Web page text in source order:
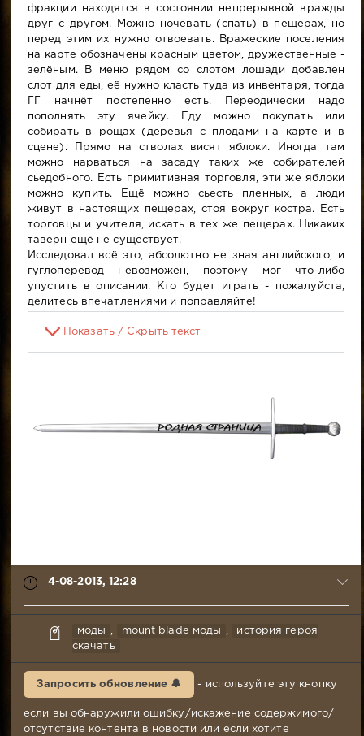
фракции находятся в состоянии непрерывной вражды
друг с другом. Можно ночевать (спать) в пещерах, но
перед этим их нужно отвоевать. Вражеские поселения
на карте обозначены красным цветом, дружественные -
зелёным. В меню рядом со слотом лошади добавлен
слот для еды, её нужно класть туда из инвентаря, тогда
ГГ начнёт постепенно есть. Переодически надо
пополнять эту ячейку. Еду можно покупать или
собирать в рощах (деревья с плодами на карте и в
сцене). Прямо на стволах висят яблоки. Иногда там
можно нарваться на засаду таких же собирателей
сьедобного. Есть примитивная торговля, эти же яблоки
можно купить. Ещё можно сьесть пленных, а люди
живут в настоящих пещерах, стоя вокруг костра. Есть
торговцы и учителя, искать в тех же пещерах. Никаких
таверн ещё не существует.
Исследовал всё это, абсолютно не зная английского, и
гуглоперевод невозможен, поэтому мог что-либо
упустить в описании. Кто будет играть - пожалуйста,
делитесь впечатлениями и поправляйте!
Показать / Скрыть текст
4-08-2013, 12:28
syabr
08-
Комментариев:
121
моды , mount blade моды ,
история героя
скачать
Запросить обновление 🔔 - используйте эту кнопку
если вы обнаружили ошибку/искажение содержимого/
отсутствие контента в новости или если хотите